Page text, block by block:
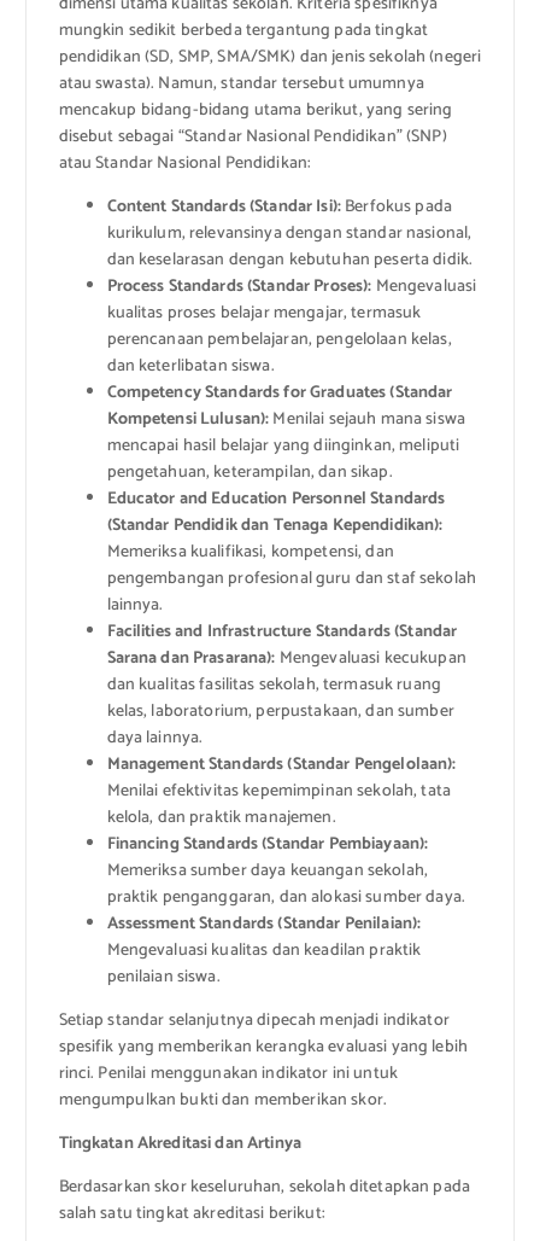
mungkin sedikit berbeda tergantung pada tingkat
pendidikan (SD, SMP, SMA/SMK) dan jenis sekolah (negeri
atau swasta). Namun, standar tersebut umumnya
mencakup bidang-bidang utama berikut, yang sering
disebut sebagai “Standar Nasional Pendidikan” (SNP)
atau Standar Nasional Pendidikan:
Content Standards (Standar Isi):Berfokus pada
kurikulum, relevansinya dengan standar nasional,
dan keselarasan dengan kebutuhan peserta didik.
Process Standards (Standar Proses): Mengevaluasi
kualitas proses belajar mengajar, termasuk
perencanaan pembelajaran, pengelolaan kelas,
dan keterlibatan siswa.
Competency Standards for Graduates (Standar
Kompetensi Lulusan):Menilai sejauh mana siswa
mencapai hasil belajar yang diinginkan, meliputi
pengetahuan, keterampilan, dan sikap.
Educator and Education Personnel Standards
(Standar Pendidik dan Tenaga Kependidikan):
Memeriksa kualifikasi, kompetensi, dan
pengembangan profesional guru dan staf sekolah
lainnya.
Facilities and Infrastructure Standards (Standar
Sarana dan Prasarana): Mengevaluasi kecukupan
dan kualitas fasilitas sekolah, termasuk ruang
kelas, laboratorium, perpustakaan, dan sumber
daya lainnya.
Management Standards (Standar Pengelolaan):
Menilai efektivitas kepemimpinan sekolah, tata
kelola, dan praktik manajemen.
Financing Standards (Standar Pembiayaan):
Memeriksa sumber daya keuangan sekolah,
praktik penganggaran, dan alokasi sumber daya.
Assessment Standards (Standar Penilaian):
Mengevaluasi kualitas dan keadilan praktik
penilaian siswa.
Setiap standar selanjutnya dipecah menjadi indikator
spesifik yang memberikan kerangka evaluasi yang lebih
rinci. Penilai menggunakan indikator ini untuk
mengumpulkan bukti dan memberikan skor.
Tingkatan Akreditasi dan Artinya
Berdasarkan skor keseluruhan, sekolah ditetapkan pada
salah satu tingkat akreditasi berikut: